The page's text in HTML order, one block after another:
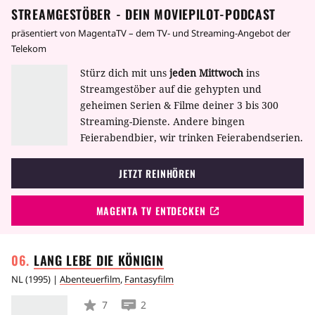
zum Ritter geschlagen und hat auch die holde
Jungfrau Lavinia bei seinem Abenteuer
Schwertmeisterin. Red Sonja schwört Rache
und macht sich auf den Weg, um den
des kampferprobten Lord Kalidor, des jungen
Prinzen Tarn und seines stotternden Dieners
hoffen.
STREAMGESTÖBER - DEIN MOVIEPILOT-PODCAST
präsentiert von MagentaTV – dem TV- und Streaming-Angebot der
Telekom
Stürz dich mit uns jeden Mittwoch ins
Streamgestöber auf die gehypten und
geheimen Serien & Filme deiner 3 bis 300
Streaming-Dienste. Andere bingen
Feierabendbier, wir trinken Feierabendserien.
JETZT REINHÖREN
MAGENTA TV ENTDECKEN
LANG LEBE DIE KÖNIGIN
NL(1995) | Abenteuerfilm, Fantasyfilm
7 2